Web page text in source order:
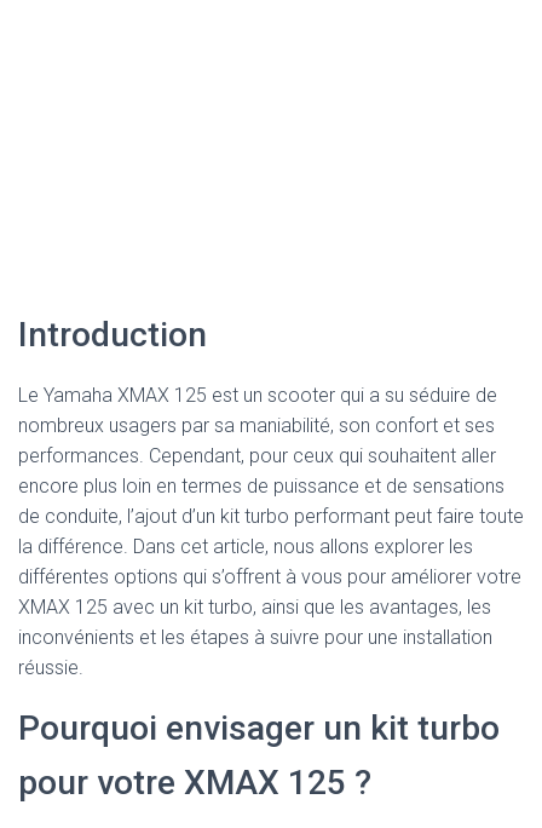
Introduction
Le Yamaha XMAX 125 est un scooter qui a su séduire de
nombreux usagers par sa maniabilité, son confort et ses
performances. Cependant, pour ceux qui souhaitent aller
encore plus loin en termes de puissance et de sensations
de conduite, l’ajout d’un kit turbo performant peut faire toute
la différence. Dans cet article, nous allons explorer les
différentes options qui s’offrent à vous pour améliorer votre
XMAX 125 avec un kit turbo, ainsi que les avantages, les
inconvénients et les étapes à suivre pour une installation
réussie.
Pourquoi envisager un kit turbo
pour votre XMAX 125 ?